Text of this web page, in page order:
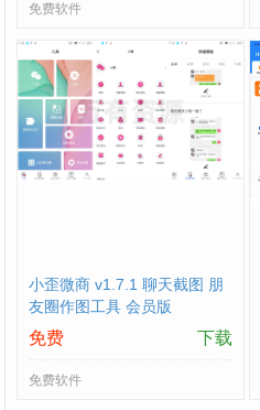
免费软件
小歪微商 v1.7.1 聊天截图 朋
友圈作图工具 会员版
免费 下载
免费软件